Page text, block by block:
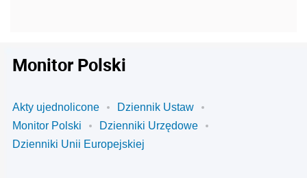
Monitor Polski
Akty ujednolicone
Dziennik Ustaw
Monitor Polski
Dzienniki Urzędowe
Dzienniki Unii Europejskiej